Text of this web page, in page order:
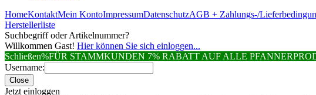
HomeKontaktMein KontoImpressumDatenschutzAGB + Zahlungs-/
Herstellerliste
Suchbegriff oder Artikelnummer?
Willkommen Gast! Hier können Sie sich einloggen...
Schließen%FÜR STAMMKUNDEN 7% RABATT AUF ALLE
Username:
Close
Jetzt einloggen